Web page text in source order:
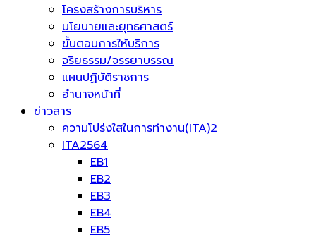
โครงสร้างการบริหาร
นโยบายและยุทธศาสตร์
ขั้นตอนการให้บริการ
จริยธรรม/จรรยาบรรณ
แผนปฏิบัติราชการ
อำนาจหน้าที่
ข่าวสาร
ความโปร่งใสในการทำงาน(ITA)2
ITA2564
EB1
EB2
EB3
EB4
EB5